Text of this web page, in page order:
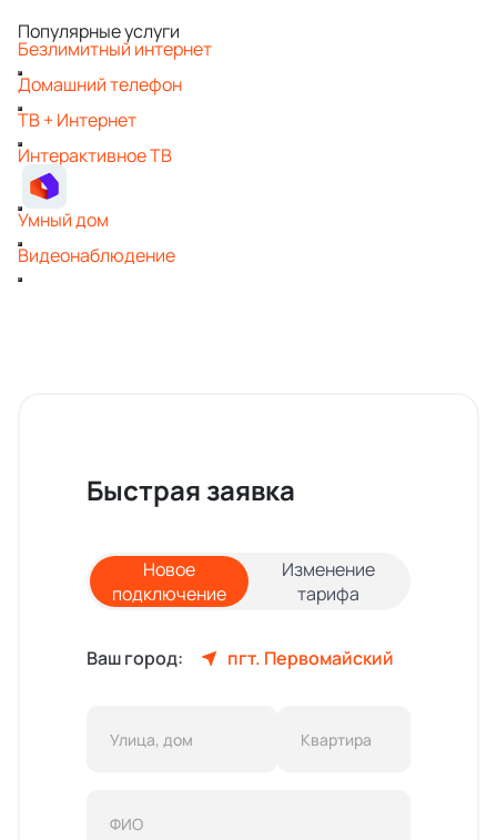
Популярные услуги
Безлимитный интернет
Домашний телефон
ТВ + Интернет
Интерактивное ТВ
Умный дом
Видеонаблюдение
Быстрая заявка
Новое
подключение
Изменение
тарифа
Ваш город: пгт. Первомайский